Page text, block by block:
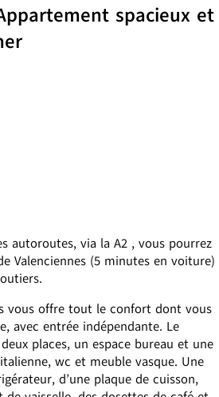
spacieux et
autoroutes, via la A2 , vous pourrez
Valenciennes (5 minutes en voiture)
vous offre tout le confort dont vous
avec entrée indépendante. Le
places, un espace bureau et une
wc et meuble vasque. Une
d’une plaque de cuisson,